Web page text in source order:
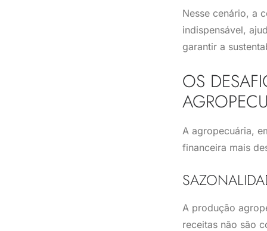
Nesse cenário, a
indispensável,
garantir a
OS
A agropecuária,
financeira mais
A produção
receitas não são